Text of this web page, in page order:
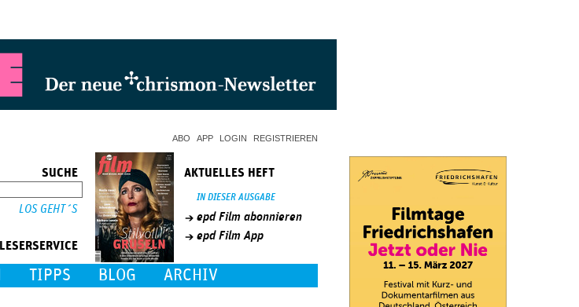
ABO APP LOGIN REGISTRIEREN
SUCHE
LESERSERVICE
AKTUELLES HEFT
IN DIESER AUSGABE
epd Film abonnieren
epd Film App
TIPPS BLOG ARCHIV